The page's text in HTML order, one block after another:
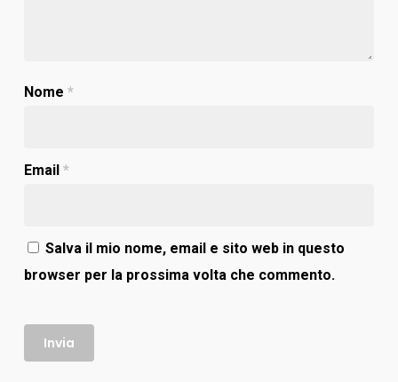
Nome *
Email *
Salva il mio nome, email e sito web in questo
browser per la prossima volta che commento.